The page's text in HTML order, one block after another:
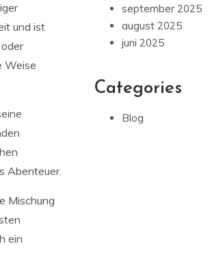
und ist
Weise
Abenteuer.
Mischung
ein
september 2025
august 2025
juni 2025
Categories
Blog